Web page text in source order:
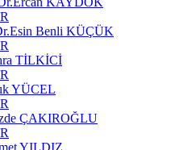
Benli KÜÇÜK
TİLKİCİ
YÜCEL
ÇAKIROĞLU
YILDIZ